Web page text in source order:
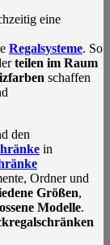
eine
Regalsysteme. So
teilen im Raum
schaffen
den
in
Ordner und
Größen,
Modelle.